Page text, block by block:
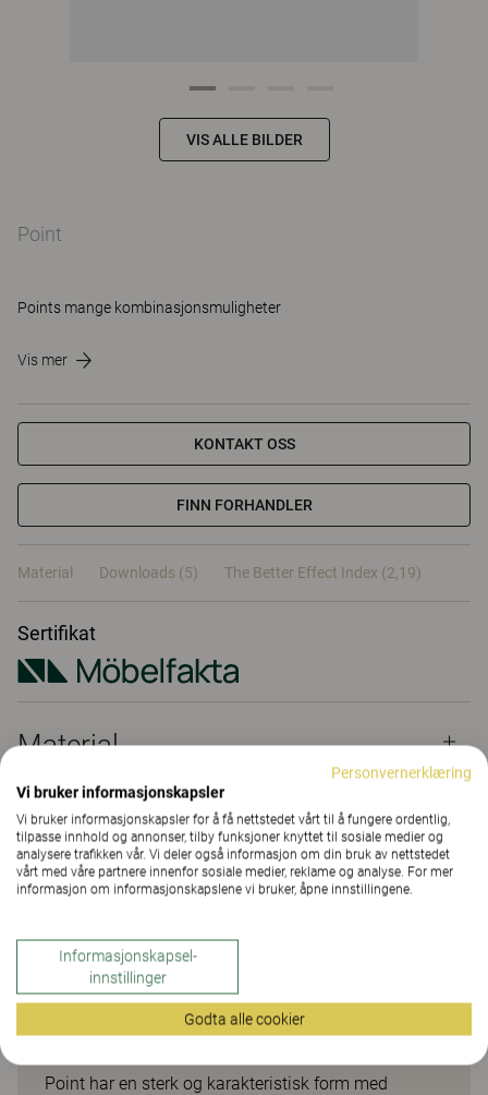
VIS ALLE BILDER
Point
Points mange kombinasjonsmuligheter
Vis mer
KONTAKT OSS
FINN FORHANDLER
Material Downloads (5) The Better Effect Index (2,19)
Sertifikat
Material
Downloads (5)
The Better Effect Index (2,19)
Point
Point har en sterk og karakteristisk form med
Personvernerklæring
Vi bruker informasjonskapsler
Vi bruker informasjonskapsler for å få nettstedet vårt til å fungere ordentlig,
tilpasse innhold og annonser, tilby funksjoner knyttet til sosiale medier og
analysere trafikken vår. Vi deler også informasjon om din bruk av nettstedet
vårt med våre partnere innenfor sosiale medier, reklame og analyse. For mer
informasjon om informasjonskapslene vi bruker, åpne innstillingene.
Informasjonskapsel-
innstillinger
Godta alle cookier